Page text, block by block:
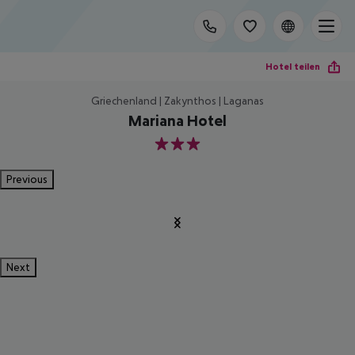
Hotel teilen
Griechenland | Zakynthos | Laganas
Mariana Hotel
3
Previous
Next